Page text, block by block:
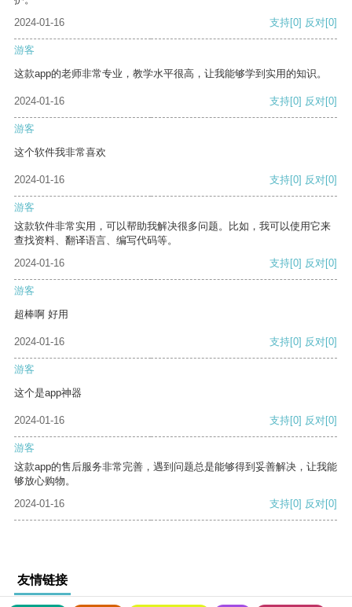
2024-01-16
支持[0] 反对[0]
游客
这款app的老师非常专业，教学水平很高，让我能够学到实用的知识。
2024-01-16 支持[0] 反对[0]
游客
这个软件我非常喜欢
2024-01-16 支持[0] 反对[0]
游客
这款软件非常实用，可以帮助我解决很多问题。比如，我可以使用它来
查找资料、翻译语言、编写代码等。
2024-01-16
支持[0] 反对[0]
游客
超棒啊 好用
2024-01-16 支持[0] 反对[0]
游客
这个是app神器
2024-01-16 支持[0] 反对[0]
游客
这款app的售后服务非常完善，遇到问题总是能够得到妥善解决，让我能
够放心购物。
2024-01-16
支持[0] 反对[0]
友情链接